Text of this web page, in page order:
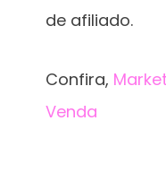
de afiliado.
Confira,
Venda